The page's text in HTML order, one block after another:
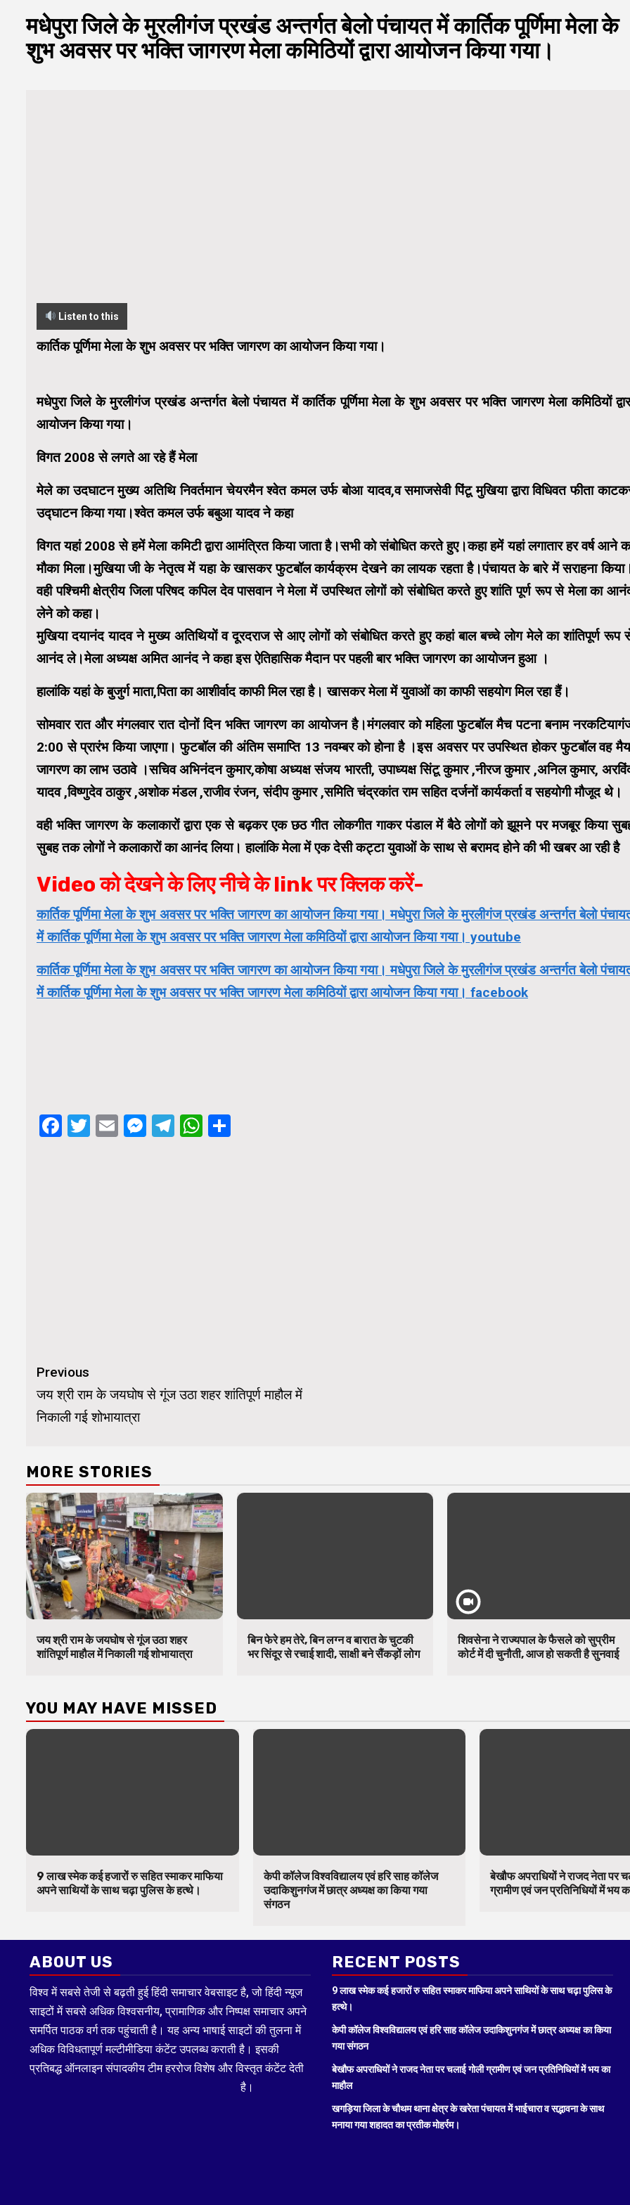
मधेपुरा जिले के मुरलीगंज प्रखंड अन्तर्गत बेलो पंचायत में कार्तिक पूर्णिमा मेला के
शुभ अवसर पर भक्ति जागरण मेला कमिठियों द्वारा आयोजन किया गया।
Listen to this
कार्तिक पूर्णिमा मेला के शुभ अवसर पर भक्ति जागरण का आयोजन किया गया।
मधेपुरा जिले के मुरलीगंज प्रखंड अन्तर्गत बेलो पंचायत में कार्तिक पूर्णिमा मेला के शुभ अवसर पर भक्ति जागरण मेला कमिठियों
आयोजन किया गया।
विगत 2008 से लगते आ रहे हैं मेला
मेले का उदघाटन मुख्य अतिथि निवर्तमान चेयरमैन श्वेत कमल उर्फ बोआ यादव,व समाजसेवी पिंटू मुखिया द्वारा विधिवत फीता
उद्घाटन किया गया।श्वेत कमल उर्फ बबुआ यादव ने कहा
विगत यहां 2008 से हमें मेला कमिटी द्वारा आमंत्रित किया जाता है।सभी को संबोधित करते हुए।कहा हमें यहां लगातार हर वर्ष आने
मौका मिला।मुखिया जी के नेतृत्व में यहा के खासकर फुटबॉल कार्यक्रम देखने का लायक रहता है।पंचायत के बारे में सराहना
वही पश्चिमी क्षेत्रीय जिला परिषद कपिल देव पासवान ने मेला में उपस्थित लोगों को संबोधित करते हुए शांति पूर्ण रूप से मेला का
लेने को कहा।
मुखिया दयानंद यादव ने मुख्य अतिथियों व दूरदराज से आए लोगों को संबोधित करते हुए कहां बाल बच्चे लोग मेले का शांतिपूर्ण रूप
आनंद ले।मेला अध्यक्ष अमित आनंद ने कहा इस ऐतिहासिक मैदान पर पहली बार भक्ति जागरण का आयोजन हुआ ।
हालांकि यहां के बुजुर्ग माता,पिता का आशीर्वाद काफी मिल रहा है। खासकर मेला में युवाओं का काफी सहयोग मिल रहा हैं।
सोमवार रात और मंगलवार रात दोनों दिन भक्ति जागरण का आयोजन है।मंगलवार को महिला फुटबॉल मैच पटना बनाम
2:00 से प्रारंभ किया जाएगा। फुटबॉल की अंतिम समाप्ति 13 नवम्बर को होना है ।इस अवसर पर उपस्थित होकर फुटबॉल वह
जागरण का लाभ उठावे ।सचिव अभिनंदन कुमार,कोषा अध्यक्ष संजय भारती, उपाध्यक्ष सिंटू कुमार ,नीरज कुमार ,अनिल कुमार,
यादव ,विष्णुदेव ठाकुर ,अशोक मंडल ,राजीव रंजन, संदीप कुमार ,समिति चंद्रकांत राम सहित दर्जनों कार्यकर्ता व सहयोगी मौजूद थे।
वही भक्ति जागरण के कलाकारों द्वारा एक से बढ़कर एक छठ गीत लोकगीत गाकर पंडाल में बैठे लोगों को झूमने पर मजबूर किया
सुबह तक लोगों ने कलाकारों का आनंद लिया। हालांकि मेला में एक देसी कट्टा युवाओं के साथ से बरामद होने की भी खबर आ रही है
Video को देखने के लिए नीचे के link पर क्लिक करें-
कार्तिक पूर्णिमा मेला के शुभ अवसर पर भक्ति जागरण का आयोजन किया गया। मधेपुरा जिले के मुरलीगंज प्रखंड अन्तर्गत बेलो
में कार्तिक पूर्णिमा मेला के शुभ अवसर पर भक्ति जागरण मेला कमिठियों द्वारा आयोजन किया गया। youtube
कार्तिक पूर्णिमा मेला के शुभ अवसर पर भक्ति जागरण का आयोजन किया गया। मधेपुरा जिले के मुरलीगंज प्रखंड अन्तर्गत बेलो
में कार्तिक पूर्णिमा मेला के शुभ अवसर पर भक्ति जागरण मेला कमिठियों द्वारा आयोजन किया गया। facebook
Facebook
Twitter
EmailMessenger
Telegram
WhatsApp
Continue
Reading
Previous
जय श्री राम के जयघोष से गूंज उठा शहर शांतिपूर्ण माहौल में
निकाली गई शोभायात्रा
MORE STORIES
जय श्री राम के जयघोष से गूंज उठा शहर
शांतिपूर्ण माहौल में निकाली गई शोभायात्रा
बिन फेरे हम तेरे, बिन लग्न व बारात के चुटकी
भर सिंदूर से रचाई शादी, साक्षी बने सैंकड़ों लोग
शिवसेना ने राज्यपाल के फैसले को सुप्रीम
कोर्ट में दी चुनौती, आज हो सकती है सुनवाई
YOU MAY HAVE MISSED
9 लाख स्मेक कई हजारों रु सहित स्माकर माफिया
अपने साथियों के साथ चढ़ा पुलिस के हत्थे।
केपी कॉलेज विश्वविद्यालय एवं हरि साह कॉलेज
उदाकिशुनगंज में छात्र अध्यक्ष का किया गया
संगठन
बेखौफ अपराधियों ने राजद नेता पर
ग्रामीण एवं जन प्रतिनिधियों में भय
ABOUT US
विश्व में सबसे तेजी से बढ़ती हुई हिंदी समाचार वेबसाइट है, जो हिंदी न्यूज
साइटों में सबसे अधिक विश्वसनीय, प्रामाणिक और निष्पक्ष समाचार अपने
समर्पित पाठक वर्ग तक पहुंचाती है। यह अन्य भाषाई साइटों की तुलना में
अधिक विविधतापूर्ण मल्टीमीडिया कंटेंट उपलब्ध कराती है। इसकी
प्रतिबद्ध ऑनलाइन संपादकीय टीम हररोज विशेष और विस्तृत कंटेंट देती
है।
RECENT POSTS
9 लाख स्मेक कई हजारों रु सहित स्माकर माफिया अपने साथियों के साथ चढ़ा पुलिस के
हत्थे।
केपी कॉलेज विश्वविद्यालय एवं हरि साह कॉलेज उदाकिशुनगंज में छात्र अध्यक्ष का किया
गया संगठन
बेखौफ अपराधियों ने राजद नेता पर चलाई गोली ग्रामीण एवं जन प्रतिनिधियों में भय का
माहौल
खगड़िया जिला के चौथम थाना क्षेत्र के खरेता पंचायत में भाईचारा व सद्भावना के साथ
मनाया गया शहादत का प्रतीक मोहर्रम।